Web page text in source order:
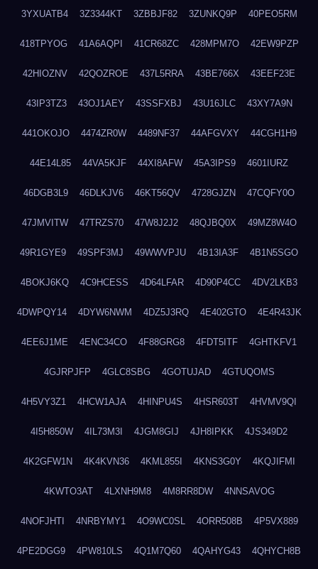
3YXUATB4 3Z3344KT 3ZBBJF82 3ZUNKQ9P 40PEO5RM
418TPYOG 41A6AQPI 41CR68ZC 428MPM7O 42EW9PZP
42HIOZNV 42QOZROE 437L5RRA 43BE766X 43EEF23E
43IP3TZ3 43OJ1AEY 43SSFXBJ 43U16JLC 43XY7A9N
441OKOJO 4474ZR0W 4489NF37 44AFGVXY 44CGH1H9
44E14L85 44VA5KJF 44XI8AFW 45A3IPS9 4601IURZ
46DGB3L9 46DLKJV6 46KT56QV 4728GJZN 47CQFY0O
47JMVITW 47TRZS70 47W8J2J2 48QJBQ0X 49MZ8W4O
49R1GYE9 49SPF3MJ 49WWVPJU 4B13IA3F 4B1N5SGO
4BOKJ6KQ 4C9HCESS 4D64LFAR 4D90P4CC 4DV2LKB3
4DWPQY14 4DYW6NWM 4DZ5J3RQ 4E402GTO 4E4R43JK
4EE6J1ME 4ENC34CO 4F88GRG8 4FDT5ITF 4GHTKFV1
4GJRPJFP 4GLC8SBG 4GOTUJAD 4GTUQOMS
4H5VY3Z1 4HCW1AJA 4HINPU4S 4HSR603T 4HVMV9QI
4I5H850W 4IL73M3I 4JGM8GIJ 4JH8IPKK 4JS349D2
4K2GFW1N 4K4KVN36 4KML855I 4KNS3G0Y 4KQJIFMI
4KWTO3AT 4LXNH9M8 4M8RR8DW 4NNSAVOG
4NOFJHTI 4NRBYMY1 4O9WC0SL 4ORR508B 4P5VX889
4PE2DGG9 4PW810LS 4Q1M7Q60 4QAHYG43 4QHYCH8B